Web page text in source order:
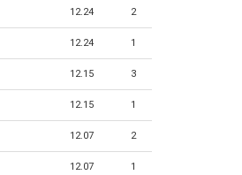
12.24 2
12.24 1
12.15 3
12.15 1
12.07 2
12.07 1